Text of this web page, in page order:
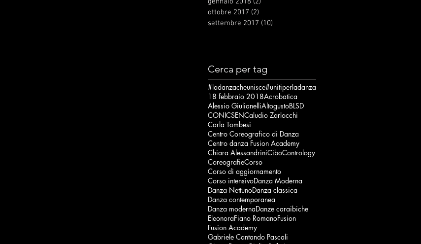
ottobre 2017 (2)
settembre 2017 (10)
Cerca per tag
#ladanzacheunisce#unitiperladanza
18 febbraio 2018Acrobatica
Alessio GiulianelliAltogustoBLSD
CONICSENCaludio Zarlocchi
Carla Tombesi
Centro Coreografico di Danza
Centro danza Fusion Academy
Chiara AlessandriniCiboContrology
CoreografieCorso
Corso di aggiornamento
Corso intensivoDanza Moderna
Danza NettunoDanza classica
Danza contemporanea
Danza modernaDanze caraibiche
EleonoraFiano RomanoFusion
Fusion Academy
Gabriele Cantando Pascali